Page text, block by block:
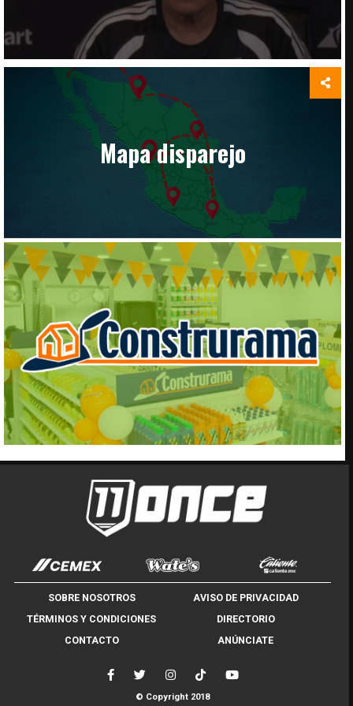
Mapa disparejo
SOBRE NOSOTROS
AVISO DE PRIVACIDAD
TÉRMINOS Y CONDICIONES
DIRECTORIO
CONTACTO
ANÚNCIATE
© Copyright 2018